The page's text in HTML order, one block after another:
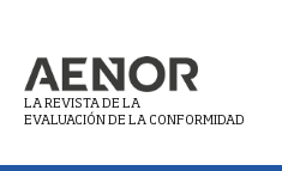
LA REVISTA DE LA
EVALUACIÓN DE LA CONFORMIDAD